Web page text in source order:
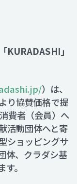
KURADASHI」
）は、
り協賛価格で提
費者（会員）へ
活動団体へと寄
ショッピングサ
体、クラダシ基
。